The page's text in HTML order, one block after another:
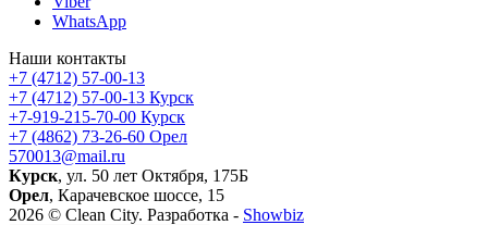
WhatsApp
Наши контакты
+7 (4712) 57-00-13
+7 (4712) 57-00-13 Курск
+7-919-215-70-00 Курск
+7 (4862) 73-26-60 Орел
570013@mail.ru
Курск, ул. 50 лет Октября, 175Б
Орел, Карачевское шоссе, 15
2026 © Clean City. Разработка - Showbiz